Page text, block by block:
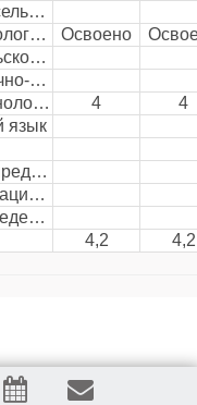
Микроклональное размножение сельскохозяйственных культур
Основы коммерциализации технологических достижений
Освоено
Программирование урожаев сельскохозяйственных культур
Производственная практика, научно-исследовательская работа
Производственная практика, технологическая практика
4
4
язык
Стратегический менеджмент на предприятиях АПК
Технологические основы организации производства растениеводческой продукции
Частное семеноводство и сортоведение сельскохозяйственных культур
4,2 4,2